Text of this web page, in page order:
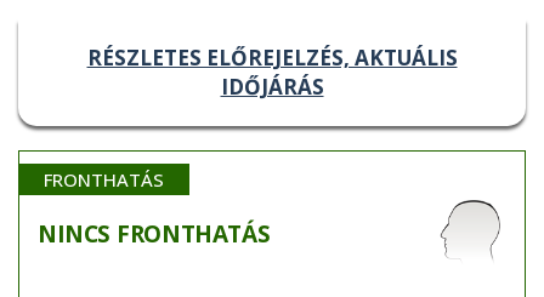
RÉSZLETES ELŐREJELZÉS, AKTUÁLIS
IDŐJÁRÁS
FRONTHATÁS
NINCS FRONTHATÁS